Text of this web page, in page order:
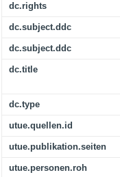
dc.rights
dc.subject.ddc
dc.subject.ddc
dc.title
dc.type
utue.quellen.id
utue.publikation.seiten
utue.personen.roh